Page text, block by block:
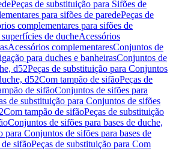
Peças de substituição para Sifões de
para sifões de paredePeças de
complementares para sifões de
de ducheAcessórios
Acessórios complementaresConjuntos de
para duches e banheirasConjuntos de
d52Peças de substituição para Conjuntos
d52Com tampão de sifãoPeças de
de sifãoConjuntos de sifões para
de substituição para Conjuntos de sifões
Com tampão de sifãoPeças de substituição
Conjuntos de sifões para bases de duche,
para Conjuntos de sifões para bases de
sifãoPeças de substituição para Com